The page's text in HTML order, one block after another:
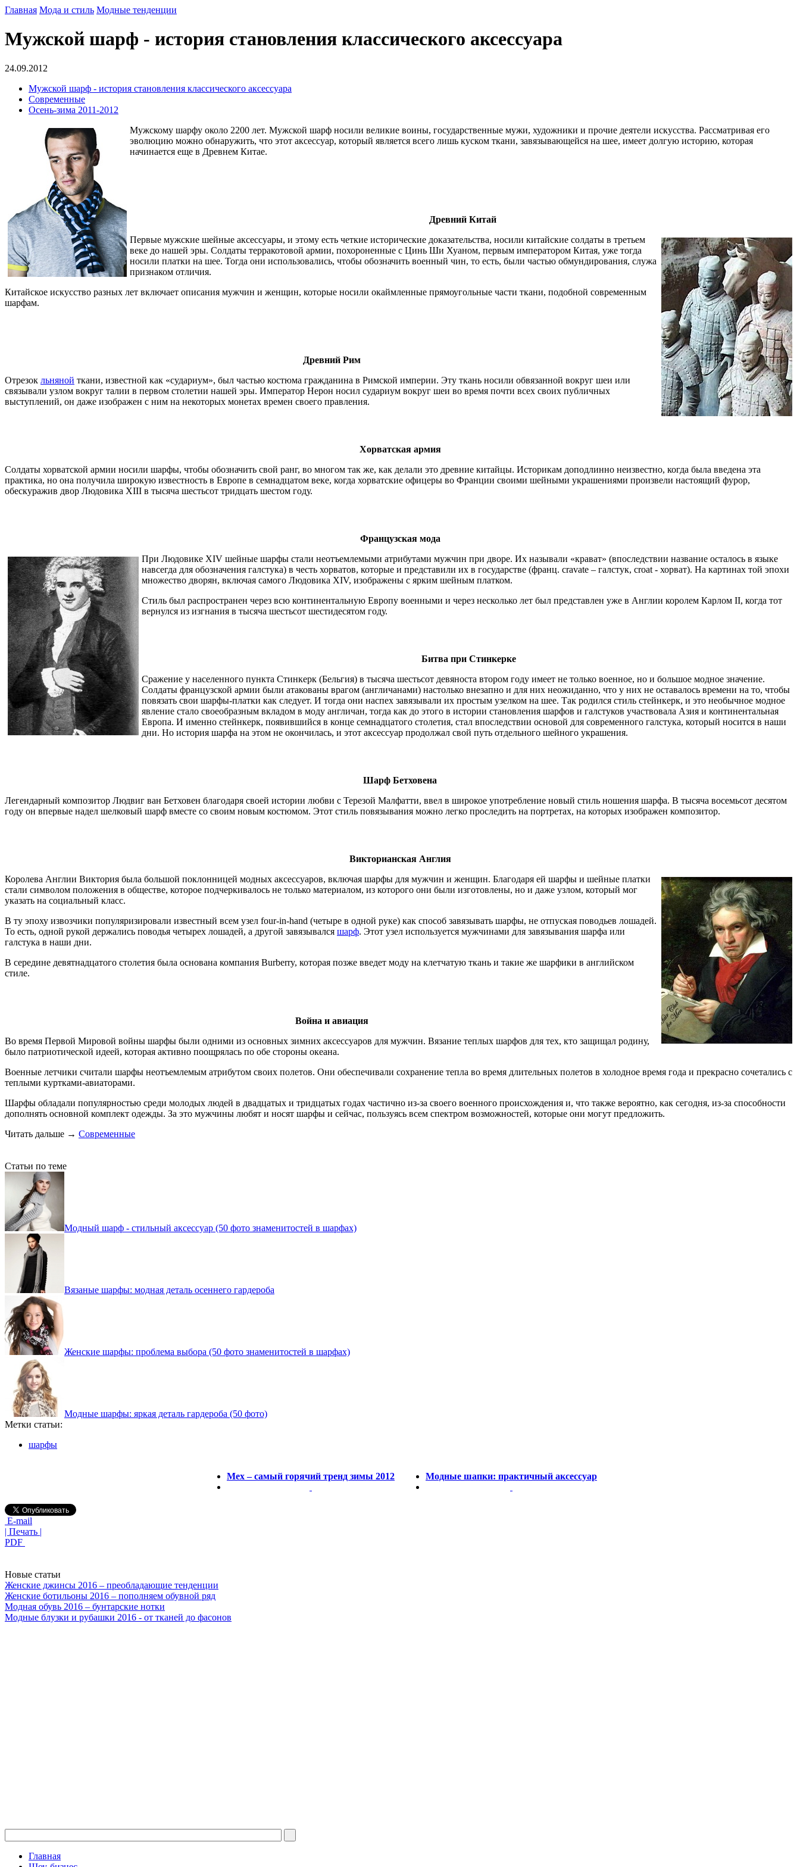
Главная Мода и стиль Модные тенденции
Мужской шарф - история становления классического аксессуара
24.09.2012
Мужской шарф - история становления классического аксессуара
Современные
Осень-зима 2011-2012
Мужскому шарфу около 2200 лет. Мужской шарф носили великие воины, государственные мужи, художники и прочие деятели искусства. Рассматривая его
эволюцию можно обнаружить, что этот аксессуар, который является всего лишь куском ткани, завязывающейся на шее, имеет долгую историю, которая
начинается еще в Древнем Китае.
Древний Китай
Первые мужские шейные аксессуары, и этому есть четкие исторические доказательства, носили китайские солдаты в третьем
веке до нашей эры. Солдаты терракотовой армии, похороненные с Цинь Ши Хуаном, первым императором Китая, уже тогда
носили платки на шее. Тогда они использовались, чтобы обозначить военный чин, то есть, были частью обмундирования, служа
признаком отличия.
Китайское искусство разных лет включает описания мужчин и женщин, которые носили окаймленные прямоугольные части ткани, подобной современным
шарфам.
Древний Рим
Отрезок льняной ткани, известной как «судариум», был частью костюма гражданина в Римской империи. Эту ткань носили обвязанной вокруг шеи или
связывали узлом вокруг талии в первом столетии нашей эры. Император Нерон носил судариум вокруг шеи во время почти всех своих публичных
выступлений, он даже изображен с ним на некоторых монетах времен своего правления.
Хорватская армия
Солдаты хорватской армии носили шарфы, чтобы обозначить свой ранг, во многом так же, как делали это древние китайцы. Историкам доподлинно неизвестно, когда была введена эта
практика, но она получила широкую известность в Европе в семнадцатом веке, когда хорватские офицеры во Франции своими шейными украшениями произвели настоящий фурор,
обескуражив двор Людовика XIII в тысяча шестьсот тридцать шестом году.
Французская мода
При Людовике XIV шейные шарфы стали неотъемлемыми атрибутами мужчин при дворе. Их называли «крават» (впоследствии название осталось в языке
навсегда для обозначения галстука) в честь хорватов, которые и представили их в государстве (франц. cravate – галстук, croat - хорват). На картинах той эпохи
множество дворян, включая самого Людовика XIV, изображены с ярким шейным платком.
Стиль был распространен через всю континентальную Европу военными и через несколько лет был представлен уже в Англии королем Карлом II, когда тот
вернулся из изгнания в тысяча шестьсот шестидесятом году.
Битва при Стинкерке
Сражение у населенного пункта Стинкерк (Бельгия) в тысяча шестьсот девяноста втором году имеет не только военное, но и большое модное значение.
Солдаты французской армии были атакованы врагом (англичанами) настолько внезапно и для них неожиданно, что у них не оставалось времени на то, чтобы
повязать свои шарфы-платки как следует. И тогда они наспех завязывали их простым узелком на шее. Так родился стиль стейнкерк, и это необычное модное
явление стало своеобразным вкладом в моду англичан, тогда как до этого в истории становления шарфов и галстуков участвовала Азия и континентальная
Европа. И именно стейнкерк, появившийся в конце семнадцатого столетия, стал впоследствии основой для современного галстука, который носится в наши
дни. Но история шарфа на этом не окончилась, и этот аксессуар продолжал свой путь отдельного шейного украшения.
Шарф Бетховена
Легендарный композитор Людвиг ван Бетховен благодаря своей истории любви с Терезой Малфатти, ввел в широкое употребление новый стиль ношения шарфа. В тысяча восемьсот десятом
году он впервые надел шелковый шарф вместе со своим новым костюмом. Этот стиль повязывания можно легко проследить на портретах, на которых изображен композитор.
Викторианская Англия
Королева Англии Виктория была большой поклонницей модных аксессуаров, включая шарфы для мужчин и женщин. Благодаря ей шарфы и шейные платки
стали символом положения в обществе, которое подчеркивалось не только материалом, из которого они были изготовлены, но и даже узлом, который мог
указать на социальный класс.
В ту эпоху извозчики популяризировали известный всем узел four-in-hand (четыре в одной руке) как способ завязывать шарфы, не отпуская поводьев лошадей.
То есть, одной рукой держались поводья четырех лошадей, а другой завязывался шарф. Этот узел используется мужчинами для завязывания шарфа или
галстука в наши дни.
В середине девятнадцатого столетия была основана компания Burberry, которая позже введет моду на клетчатую ткань и такие же шарфики в английском
стиле.
Война и авиация
Во время Первой Мировой войны шарфы были одними из основных зимних аксессуаров для мужчин. Вязание теплых шарфов для тех, кто защищал родину,
было патриотической идеей, которая активно поощрялась по обе стороны океана.
Военные летчики считали шарфы неотъемлемым атрибутом своих полетов. Они обеспечивали сохранение тепла во время длительных полетов в холодное время года и прекрасно сочетались с
теплыми куртками-авиаторами.
Шарфы обладали популярностью среди молодых людей в двадцатых и тридцатых годах частично из-за своего военного происхождения и, что также вероятно, как сегодня, из-за способности
дополнять основной комплект одежды. За это мужчины любят и носят шарфы и сейчас, пользуясь всем спектром возможностей, которые они могут предложить.
Читать дальше → Современные
Статьи по теме
Модный шарф - стильный аксессуар (50 фото знаменитостей в шарфах)
Вязаные шарфы: модная деталь осеннего гардероба
Женские шарфы: проблема выбора (50 фото знаменитостей в шарфах)
Модные шарфы: яркая деталь гардероба (50 фото)
Метки статьи:
шарфы
Мех – самый горячий тренд зимы 2012 Модные шапки: практичный аксессуар
E-mail
| Печать |
PDF
Новые статьи
Женские джинсы 2016 – преобладающие тенденции
Женские ботильоны 2016 – пополняем обувной ряд
Модная обувь 2016 – бунтарские нотки
Модные блузки и рубашки 2016 - от тканей до фасонов
Главная